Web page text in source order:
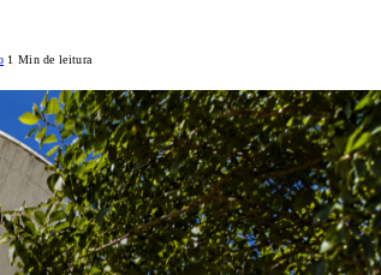
1 Min de leitura